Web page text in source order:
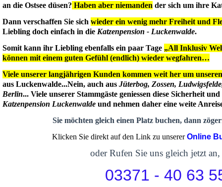
an die Ostsee düsen? Haben aber niemanden der sich um ihre
Dann verschaffen Sie sich wieder ein wenig mehr Freiheit und
Liebling doch einfach in die Katzenpension - Luckenwalde.
Somit kann ihr Liebling ebenfalls ein paar Tage „All Inklusiv
können mit einem guten Gefühl (endlich) wieder wegfahren…
Viele unserer langjährigen Kunden kommen weit her um
aus Luckenwalde...Nein, auch aus Jüterbog, Zossen,
Berlin... Viele unserer Stammgäste geniessen diese Sicherheit
Katzenpension Luckenwalde und nehmen daher eine weite
Sie möchten gleich einen Platz buchen, dann
Klicken Sie direkt auf den Link zu unsererOnline
oder Rufen Sie uns gleich jetzt an,
03371 - 40 63